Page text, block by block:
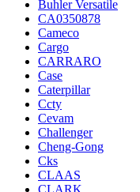
Buhler Versatile
CA0350878
Cameco
Cargo
CARRARO
Case
Caterpillar
Ccty
Cevam
Challenger
Cheng-Gong
Cks
CLAAS
CLARK